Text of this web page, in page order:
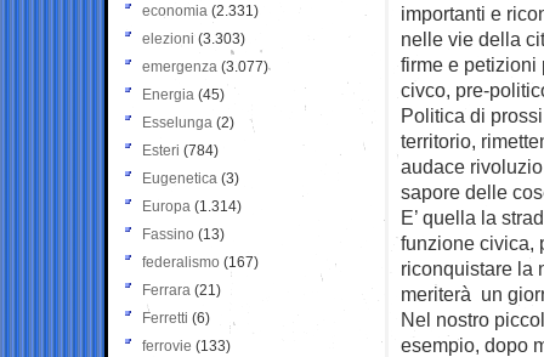
importanti e
nelle vie della
firme e petizioni
civco, pre-
Politica di
territorio,
audace
sapore delle
E’ quella la
funzione civica,
riconquistare la
meriterà un
Nel nostro
esempio, dopo
economia (2.331)
elezioni (3.303)
emergenza (3.077)
Energia (45)
Esselunga (2)
Esteri (784)
Eugenetica (3)
Europa (1.314)
Fassino (13)
federalismo (167)
Ferrara (21)
Ferretti (6)
ferrovie (133)